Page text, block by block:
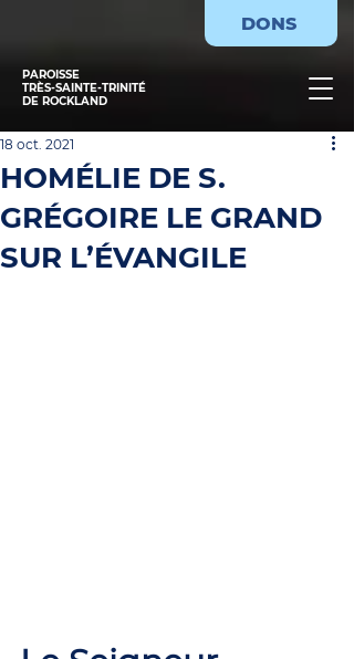
PAROISSE
TRÈS-SAINTE-TRINITÉ
DE ROCKLAND
DONS
HOMÉLIE DE S.
GRÉGOIRE LE GRAND
SUR L’ÉVANGILE
18 oct. 2021